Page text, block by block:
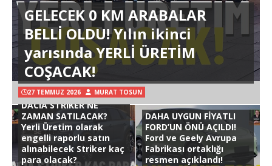
GELECEK 0 KM ARABALAR
BELLİ OLDU! Yılın ikinci
yarısında YERLİ ÜRETİM
COŞACAK!
27 TEMMUZ 2026 MURAT TOSUN
DACIA STRIKER NE
ZAMAN SATILACAK?
Yerli Üretim olarak
engelli raporlu satın
alınabilecek Striker kaç
para olacak?
DAHA UYGUN FİYATLI
FORD’UN ÖNÜ AÇILDI!
Ford ve Geely Avrupa
Fabrikası ortaklığı
resmen açıklandı!